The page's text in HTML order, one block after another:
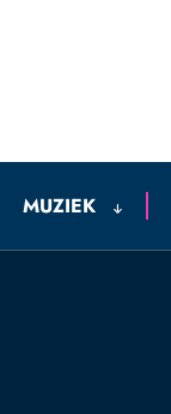
MUZIEK